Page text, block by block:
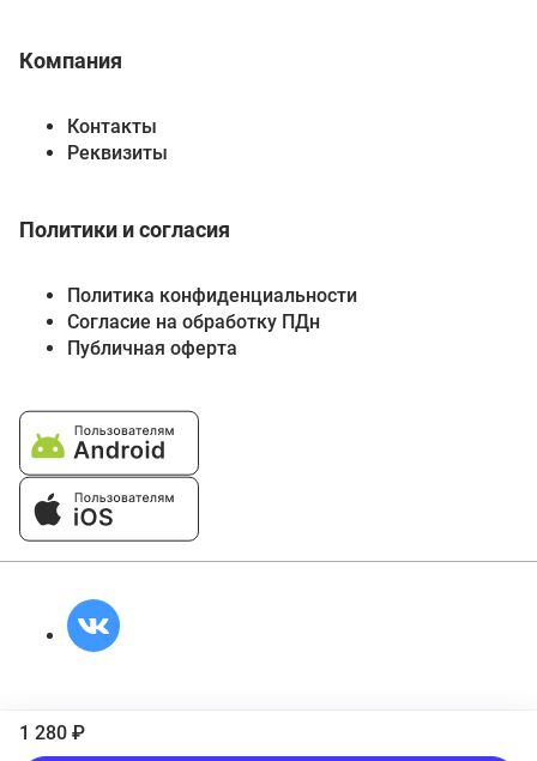
1 280 ₽
Компания
Контакты
Реквизиты
Политики и согласия
Политика конфиденциальности
Согласие на обработку ПДн
Публичная оферта